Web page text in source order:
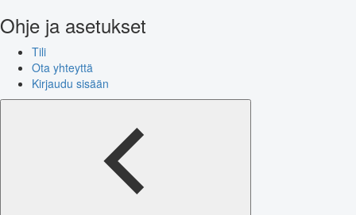
Ohje ja asetukset
Tili
Ota yhteyttä
Kirjaudu sisään